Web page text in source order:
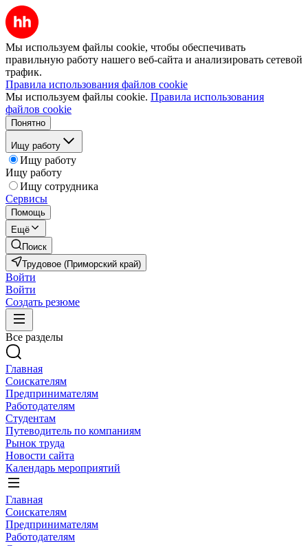
Мы используем файлы cookie, чтобы обеспечивать
правильную работу нашего веб-сайта и анализировать сетевой
трафик.
Правила использования файлов cookie
Мы используем файлы cookie. Правила использования
файлов cookie
Понятно
Ищу работу
Ищу работу
Ищу работу
Ищу сотрудника
Сервисы
Помощь
Ещё
Поиск
Трудовое (Приморский край)
Войти
Войти
Создать резюме
Все разделы
Главная
Соискателям
Предпринимателям
Работодателям
Студентам
Путеводитель по компаниям
Рынок труда
Новости сайта
Календарь мероприятий
Главная
Соискателям
Предпринимателям
Работодателям